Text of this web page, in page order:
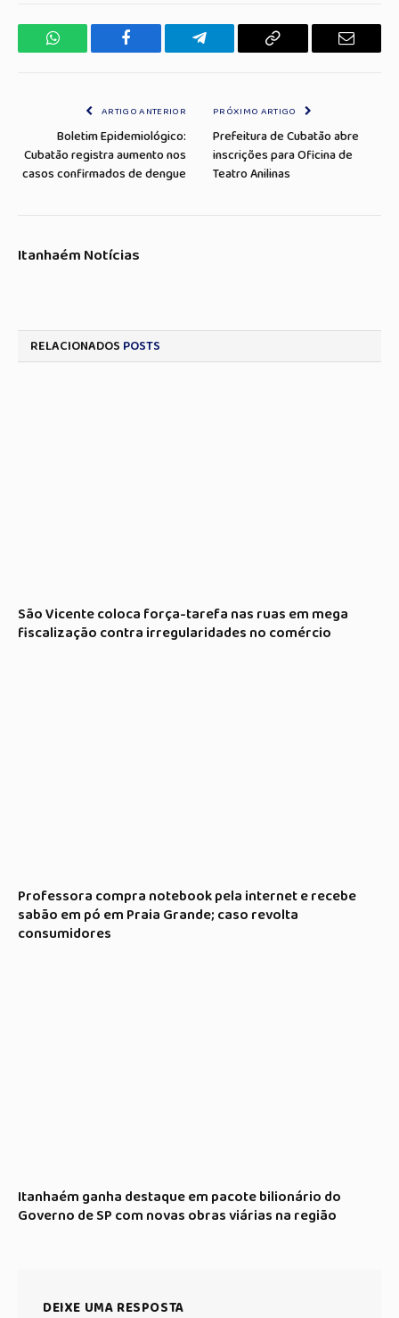
WhatsApp Facebook Telegrama Copiar
E-
ARTIGO ANTERIOR
Boletim Epidemiológico:
Cubatão registra aumento nos
casos confirmados de dengue
PRÓXIMO ARTIGO
Prefeitura de Cubatão abre
inscrições para Oficina de
Teatro Anilinas
Itanhaém Notícias
RELACIONADOS POSTS
São Vicente coloca força-tarefa nas ruas em mega
fiscalização contra irregularidades no comércio
Professora compra notebook pela internet e recebe
sabão em pó em Praia Grande; caso revolta
consumidores
Itanhaém ganha destaque em pacote bilionário do
Governo de SP com novas obras viárias na região
DEIXE UMA RESPOSTA